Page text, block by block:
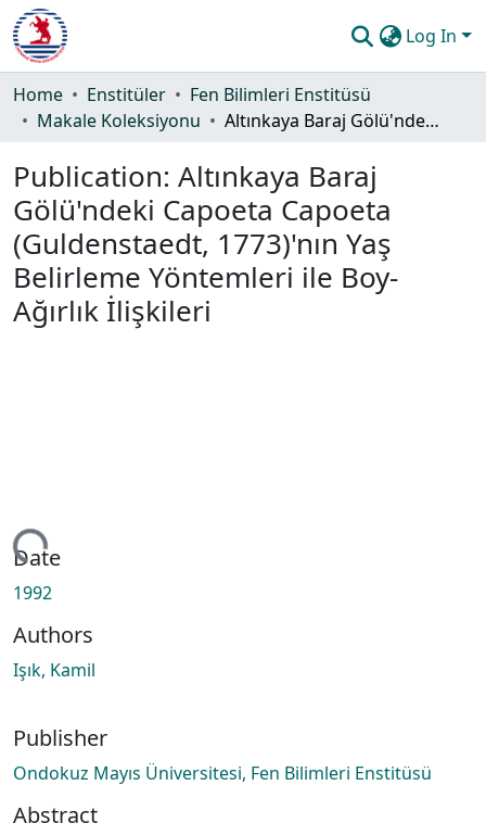
Log In
Communities & Collections
Statistics
Guide
Home Enstitüler
Fen Bilimleri Enstitüsü
Makale Koleksiyonu
Altınkaya Baraj Gölü'ndeki Capoeta Capoeta (Guldenstaedt, 1773)'nın Yaş Belirleme Yöntemleri ile Boy-Ağırlık İlişkileri
Publication: Altınkaya Baraj
Gölü'ndeki Capoeta Capoeta
(Guldenstaedt, 1773)'nın Yaş
Belirleme Yöntemleri ile Boy-
Ağırlık İlişkileri
Date
1992
Authors
Işık, Kamil
Publisher
Ondokuz Mayıs Üniversitesi, Fen Bilimleri Enstitüsü
Abstract